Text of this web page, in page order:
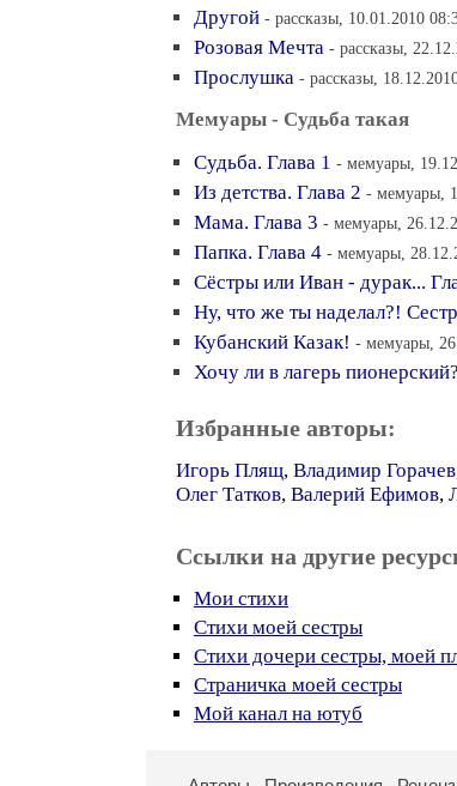
Другой - рассказы, 10.01.2010
Розовая Мечта - рассказы,
Прослушка - рассказы,
Мемуары - Судьба такая
Судьба. Глава 1 - мемуары,
Из детства. Глава 2 - мемуары,
Мама. Глава 3 - мемуары,
Папка. Глава 4 - мемуары,
Сёстры или Иван - дурак...
Ну, что же ты наделал?!
Кубанский Казак! - мемуары,
Хочу ли в лагерь пионерский?
Избранные авторы:
Игорь Плящ, Владимир Горачев
Олег Татков, Валерий Ефимов,
Ссылки на другие
Мои стихи
Стихи моей сестры
Стихи дочери сестры, моей
Страничка моей сестры
Мой канал на ютуб